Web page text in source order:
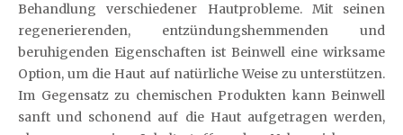
Behandlung verschiedener Hautprobleme. Mit seinen
regenerierenden, entzündungshemmenden und
beruhigenden Eigenschaften ist Beinwell eine wirksame
Option, um die Haut auf natürliche Weise zu unterstützen.
Im Gegensatz zu chemischen Produkten kann Beinwell
sanft und schonend auf die Haut aufgetragen werden,